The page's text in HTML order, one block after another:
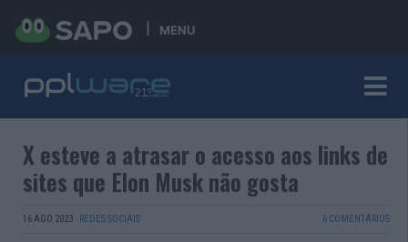
MENU
X esteve a atrasar o acesso aos links de
sites que Elon Musk não gosta
16 AGO 2023 · REDES SOCIAIS 6 COMENTÁRIOS